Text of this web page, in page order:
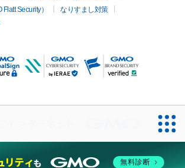
。
金賞
会 佳作
年]という作品を版画で制作
大のピカソの[ゲルニカ]を英字紙で制作復元
Security）
なりすまし対策
無料診断